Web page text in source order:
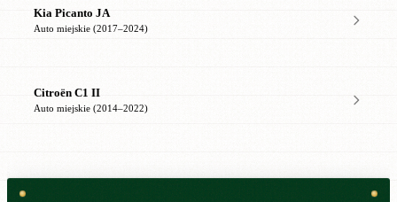
Kia Picanto JA
Auto miejskie (2017–2024)
Citroën C1 II
Auto miejskie (2014–2022)